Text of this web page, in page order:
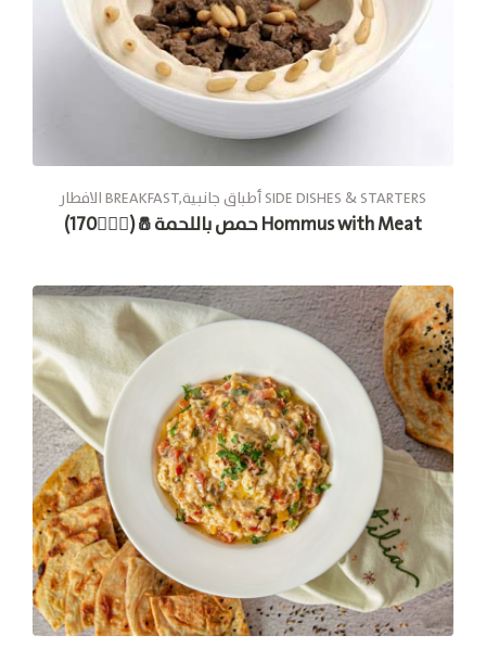
الافطار BREAKFAST,أطباق جانبية SIDE DISHES & STARTERS
حمص باللحمة🧂(🚶🏽‍♂170) Hommus with Meat